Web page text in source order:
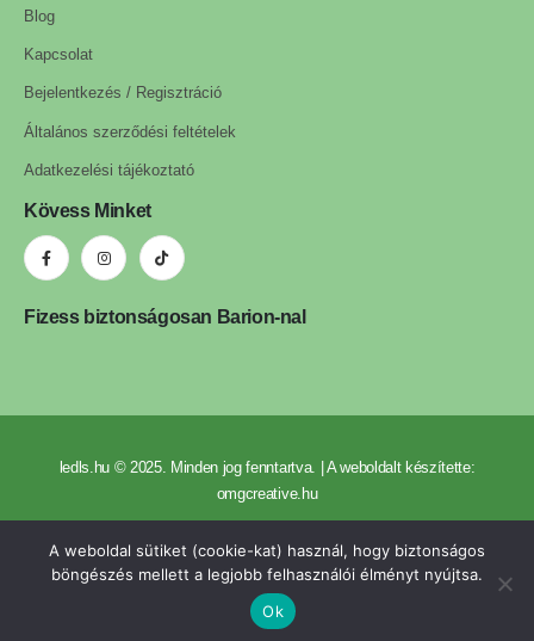
Blog
Kapcsolat
Bejelentkezés / Regisztráció
Általános szerződési feltételek
Adatkezelési tájékoztató
Kövess Minket
Fizess biztonságosan Barion-nal
ledls.hu © 2025. Minden jog fenntartva. | A weboldalt készítette:
omgcreative.hu
A weboldal sütiket (cookie-kat) használ, hogy biztonságos
böngészés mellett a legjobb felhasználói élményt nyújtsa.
Ok